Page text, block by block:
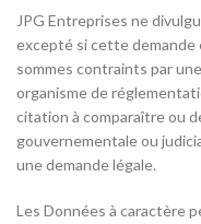
JPG Entreprises ne
excepté si cette demande
sommes contraints par
organisme de
citation à comparaître ou
gouvernementale ou
une demande légale.
Les Données à caractère